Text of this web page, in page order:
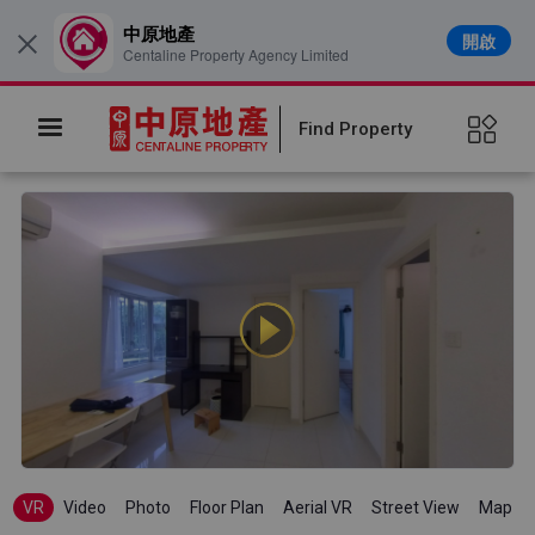
Find Property
VR Video Photo Floor Plan Aerial VR Street View Map
× 中原地產
Centaline Property Agency Limited
開啟